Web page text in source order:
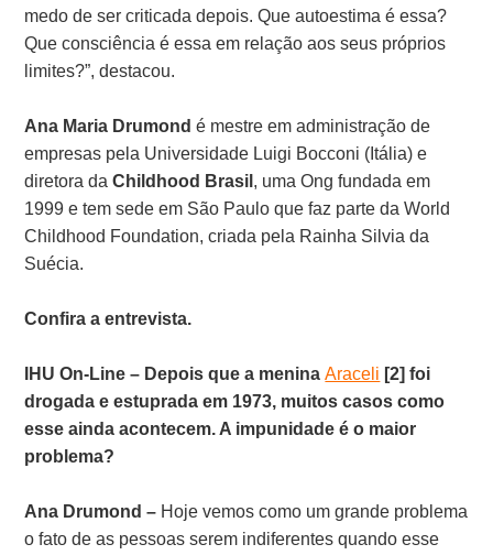
medo de ser criticada depois. Que autoestima é essa?
Que consciência é essa em relação aos seus próprios
limites?”, destacou.
Ana Maria Drumondé mestre em administração de
empresas pela Universidade Luigi Bocconi (Itália) e
diretora daChildhood Brasil , uma Ong fundada em
1999 e tem sede em São Paulo que faz parte daWorld
Childhood Foundation, criada pela Rainha Silvia da
Suécia.
Confira a entrevista.
IHU On-Line – Depois que a meninaAraceli [2] foi
drogada e estuprada em 1973, muitos casos como
esse ainda acontecem. A impunidade é o maior
problema?
Ana Drumond – Hoje vemos como um grande problema
o fato de as pessoas serem indiferentes quando esse